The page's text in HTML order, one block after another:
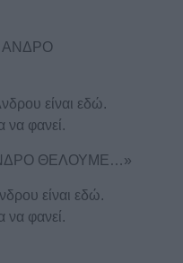
ΑΝΔΡΟ
είναι εδώ.
να φανεί.
ΘΕΛΟΥΜΕ…»
είναι εδώ.
να φανεί.